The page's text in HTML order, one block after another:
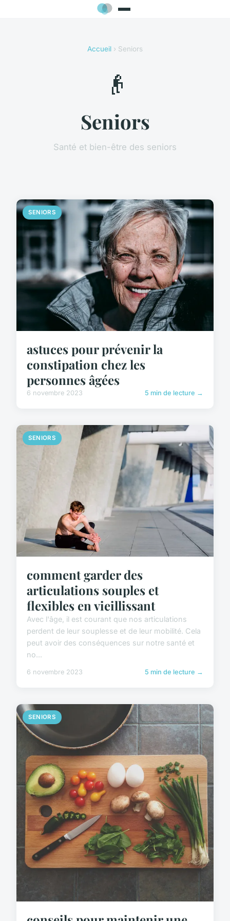
Accueil › Seniors
👴
Seniors
Santé et bien-être des seniors
SENIORS
astuces pour prévenir la
constipation chez les
personnes âgées
6 novembre 2023 5 min de lecture →
SENIORS
comment garder des
articulations souples et
flexibles en vieillissant
Avec l'âge, il est courant que nos articulations
perdent de leur souplesse et de leur mobilité. Cela
peut avoir des conséquences sur notre santé et
no...
6 novembre 2023 5 min de lecture →
SENIORS